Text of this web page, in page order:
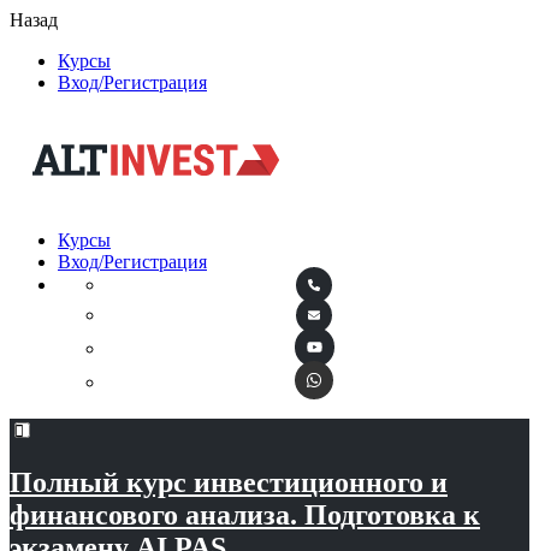
Назад
Курсы
Вход/Регистрация
Курсы
Вход/Регистрация
Полный курс инвестиционного и
финансового анализа. Подготовка к